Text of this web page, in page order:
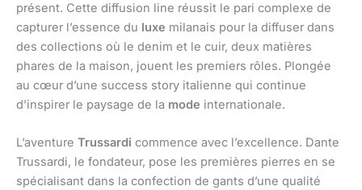
présent. Cette diffusion line réussit le pari complexe de
capturer l’essence du luxe milanais pour la diffuser dans
des collections où le denim et le cuir, deux matières
phares de la maison, jouent les premiers rôles. Plongée
au cœur d’une success story italienne qui continue
d’inspirer le paysage de la mode internationale.
L’aventure Trussardi commence avec l’excellence. Dante
Trussardi, le fondateur, pose les premières pierres en se
spécialisant dans la confection de gants d’une qualité